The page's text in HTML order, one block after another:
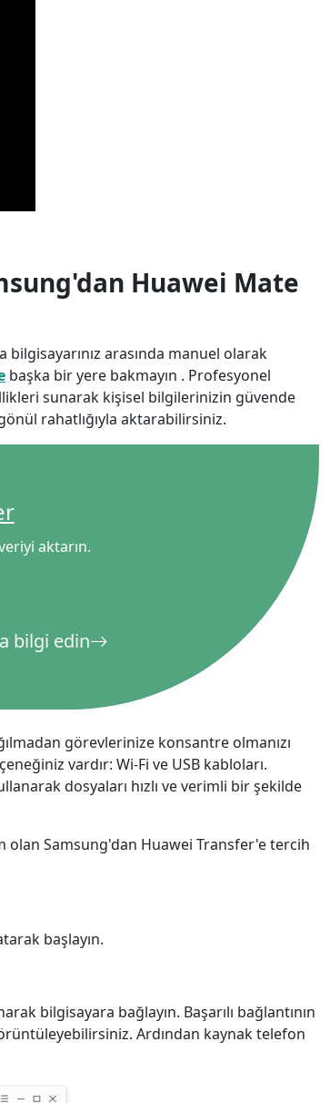
Huawei Mate
arasında manuel olarak
başka bir yere bakmayın . Profesyonel
sunarak kişisel bilgilerinizin güvende
rahatlığıyla aktarabilirsiniz.
aktarın.
bilgi edin
görevlerinize konsantre olmanızı
vardır: Wi-Fi ve USB kabloları.
dosyaları hızlı ve verimli bir şekilde
olan Samsung'dan Huawei Transfer'e tercih
başlayın.
bilgisayara bağlayın. Başarılı bağlantının
Ardından kaynak telefon